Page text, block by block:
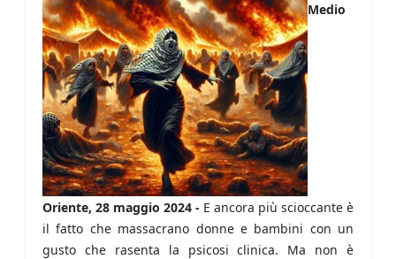
Medio
Oriente, 28 maggio 2024 - E ancora più scioccante è
il fatto che massacrano donne e bambini con un
gusto che rasenta la psicosi clinica. Ma non è